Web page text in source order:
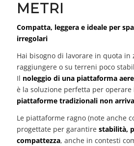
METRI
Compatta, leggera e ideale per
irregolari
Hai bisogno di lavorare in quota in
raggiungere o su terreni poco
Il noleggio di una piattaforma
è la soluzione perfetta per
piattaforme tradizionali non
Le piattaforme ragno (note anche
progettate per garantire stabilità,
compattezza, anche in contesti